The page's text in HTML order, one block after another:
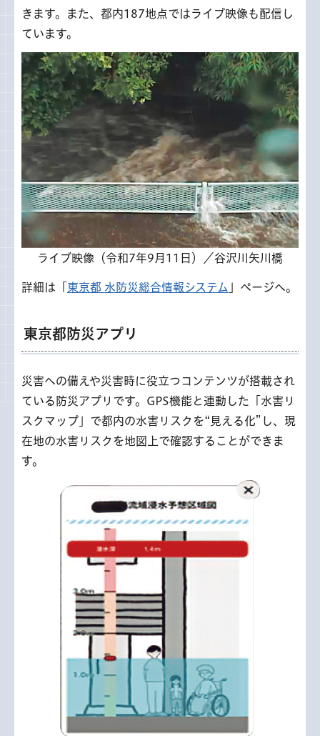
きます。また、都内187地点ではライブ映像も配信し
ています。
ライブ映像（令和7年9月11日）／谷沢川矢川橋
詳細は「 東京都 水防災総合情報システム 」ページへ。
東京都防災アプリ
災害への備えや災害時に役立つコンテンツが搭載され
ている防災アプリです。GPS機能と連動した「水害リ
スクマップ」で都内の水害リスクを“見える化”し、現
在地の水害リスクを地図上で確認することができま
す。